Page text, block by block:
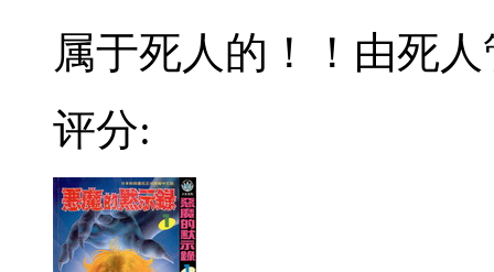
属于死人的！！由死
评分: